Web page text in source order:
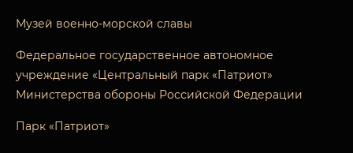
Музей военно-морской славы
Федеральное государственное автономное
учреждение «Центральный парк «Патриот»
Министерства обороны Российской Федерации
Парк «Патриот»